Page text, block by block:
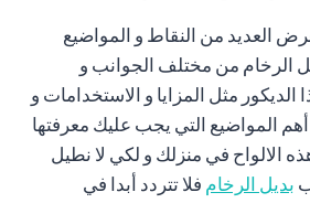
العديد من النقاط و المواضيع
الرخام من مختلف الجوانب و
الديكور مثل المزايا و الاستخدامات و
أهم المواضيع التي يجب عليك معرفتها
الالواح في منزلك و لكي لا نطيل
بديل الرخام فلا تتردد أبدا في